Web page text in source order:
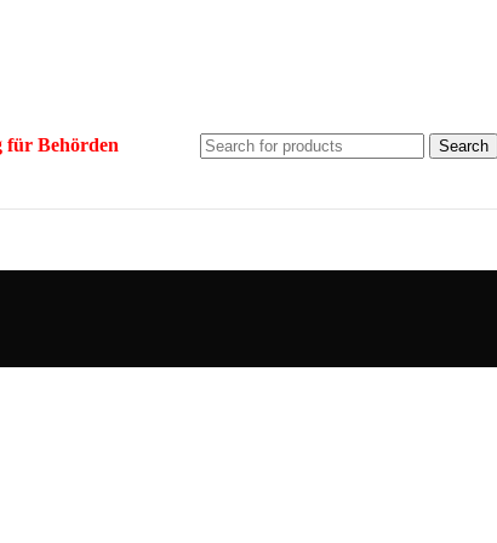
für Behörden Search